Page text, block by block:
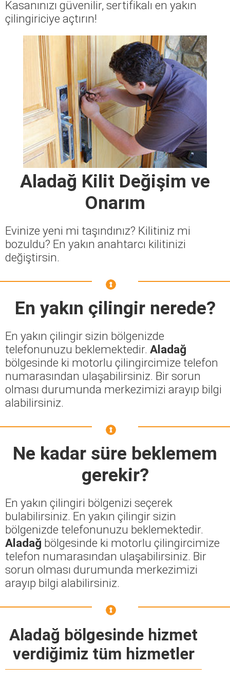
Kasanınızı güvenilir, sertifikalı en yakın
çilingiriciye açtırın!
Aladağ Kilit Değişim ve
Onarım
Evinize yeni mi taşındınız? Kilitiniz mi
bozuldu? En yakın anahtarcı kilitinizi
değiştirsin.
En yakın çilingir nerede?
En yakın çilingir sizin bölgenizde
telefonunuzu beklemektedir. Aladağ
bölgesinde ki motorlu çilingircimize telefon
numarasından ulaşabilirsiniz. Bir sorun
olması durumunda merkezimizi arayıp bilgi
alabilirsiniz.
Ne kadar süre beklemem
gerekir?
En yakın çilingiri bölgenizi seçerek
bulabilirsiniz. En yakın çilingir sizin
bölgenizde telefonunuzu beklemektedir.
Aladağ bölgesinde ki motorlu çilingircimize
telefon numarasından ulaşabilirsiniz. Bir
sorun olması durumunda merkezimizi
arayıp bilgi alabilirsiniz.
Aladağ bölgesinde hizmet
verdiğimiz tüm hizmetler